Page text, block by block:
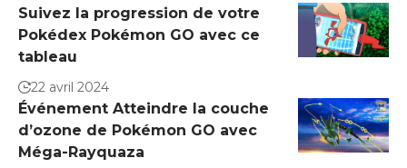
Suivez la progression de votre
Pokédex Pokémon GO avec ce
tableau
22 avril 2024
Événement Atteindre la couche
d’ozone de Pokémon GO avec
Méga-Rayquaza